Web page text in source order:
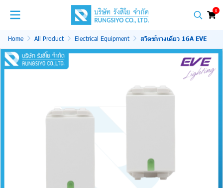
0
Home All Product Electrical Equipment สวิตซ์ทางเดียว 16A EVE